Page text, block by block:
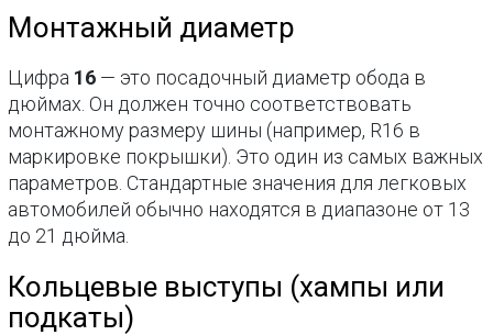
Монтажный диаметр
Цифра 16 — это посадочный диаметр обода в
дюймах. Он должен точно соответствовать
монтажному размеру шины (например, R16 в
маркировке покрышки). Это один из самых важных
параметров. Стандартные значения для легковых
автомобилей обычно находятся в диапазоне от 13
до 21 дюйма.
Кольцевые выступы (хампы или
подкаты)